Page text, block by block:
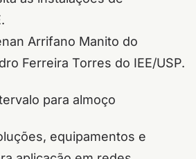
Arrifano Manito do
Ferreira Torres do IEE/USP.
para almoço
equipamentos e